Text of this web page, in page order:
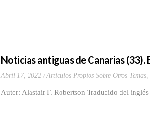
Noticias antiguas de Canarias (33).
Abril 17, 2022 Artículos Propios Sobre Otros Temas,
Autor: Alastair F. Robertson Traducido del